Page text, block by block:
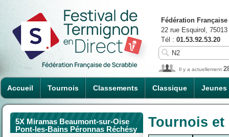
Accueil Tournois Classements Classique Jeunes
Fédération
22 rue Esquirol,
Tél : 01.53.92.53.20
Il y a actuellement
5X Miramas Beaumont-sur-Oise
Pont-les-Bains Péronnas Réchésy
Tournois